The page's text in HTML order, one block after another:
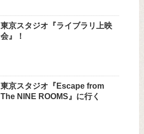
東京スタジオ『ライブラリ上映
会』！
東京スタジオ『Escape from
The NINE ROOMS』に行く